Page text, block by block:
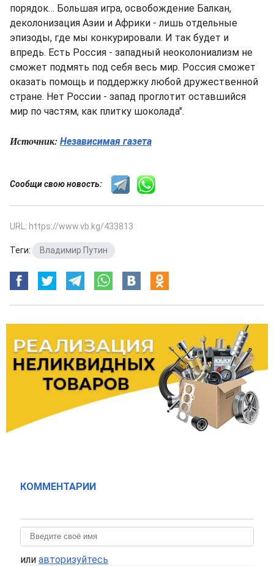
порядок… Большая игра, освобождение Балкан,
деколонизация Азии и Африки - лишь отдельные
эпизоды, где мы конкурировали. И так будет и
впредь. Есть Россия - западный неоколониализм не
сможет подмять под себя весь мир. Россия сможет
оказать помощь и поддержку любой дружественной
стране. Нет России - запад проглотит оставшийся
мир по частям, как плитку шоколада".
Источник: Независимая газета
Сообщи свою новость:
URL: https://www.vb.kg/433813
Теги: Владимир Путин
КОММЕНТАРИИ
или авторизуйтесь